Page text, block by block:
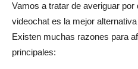
Vamos a tratar de averiguar por
videochat es la mejor
Existen muchas razones para
principales: